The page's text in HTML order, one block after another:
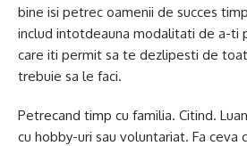
bine isi petrec oamenii de succes
includ intotdeauna modalitati de a-ti
care iti permit sa te dezlipesti de
trebuie sa le faci.
Petrecand timp cu familia. Citind.
cu hobby-uri sau voluntariat. Fa ceva